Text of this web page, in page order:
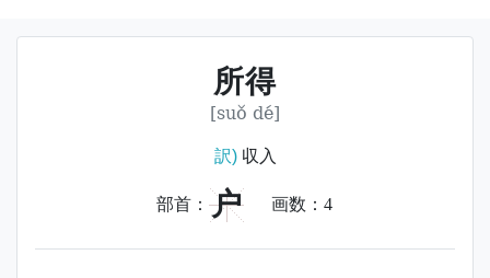
所得
[suǒ dé]
訳)収入
部首： 户 画数： 4